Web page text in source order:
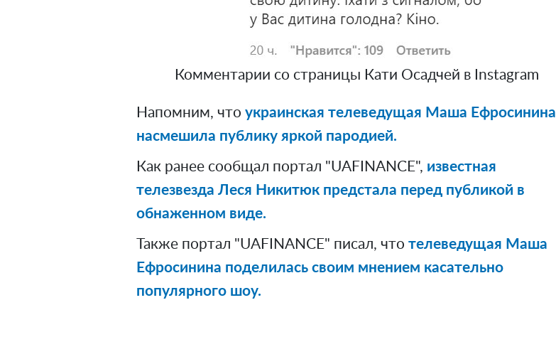
Комментарии со страницы Кати Осадчей в Instagram
Напомним, что украинская телеведущая Маша Ефросинина
насмешила публику яркой пародией.
Как ранее сообщал портал "UAFINANCE", известная
телезвезда Леся Никитюк предстала перед публикой в
обнаженном виде.
Также портал "UAFINANCE" писал, что телеведущая Маша
Ефросинина поделилась своим мнением касательно
популярного шоу.